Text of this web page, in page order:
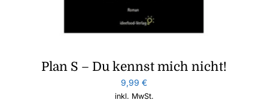
Plan S – Du kennst mich nicht!
9,99 €
inkl. MwSt.